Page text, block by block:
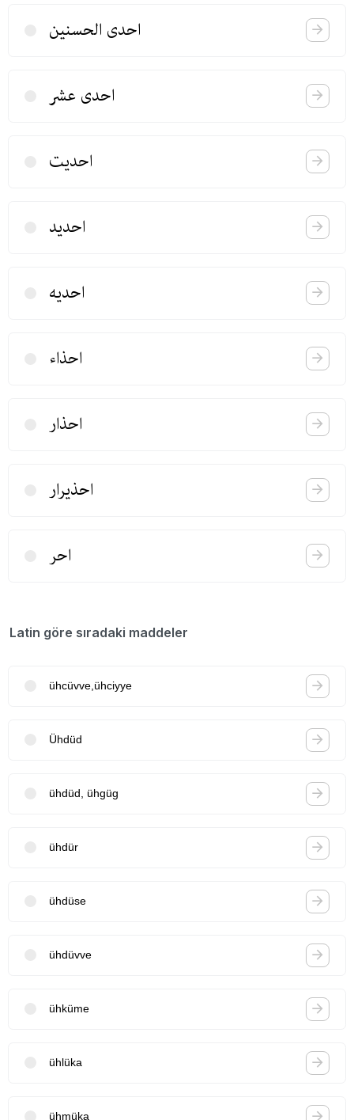
احدی الحسنین
احدی عشر
احدیت
احدید
احدیه
احذاء
احذار
احذیرار
احر
Latin göre sıradaki maddeler
ühcüvve,ühciyye
Ühdüd
ühdüd, ühgüg
ühdür
ühdüse
ühdüvve
ühküme
ühlüka
ühmüka